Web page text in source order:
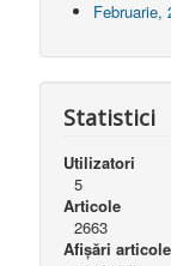
Februarie,
Statistici
Utilizatori
5
Articole
2663
Afișări articole